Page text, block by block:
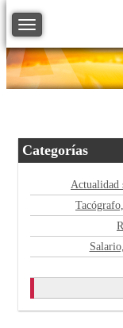
Toggle navigation
Categorías
Actualidad